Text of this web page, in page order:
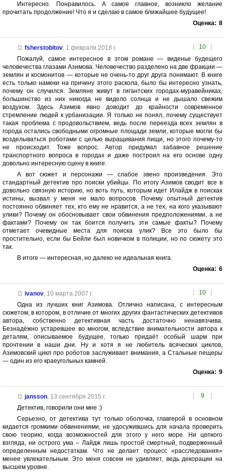
Интересно. Понравилось. А самое главное, возникло желание
прочитать продолжение! Что я и сделаю в самое ближайшее будущее!
Оценка: 8
[ 10 ]
fsherstobitov, 1 февраля 2018 г.
Пожалуй, самое интересное в этом романе — виденье будещего
человечества глазами Азимова. Человечество разделено на две фракции —
землян и космонитов — которые не очень-то друг друга понимают. В книге
есть только намеки на причину этого раскола, было бы интересно узнать,
почему он случился. Земляне живут в гигантских городах-муравейниках,
большинство из них никогда не видело солнца и не дышало свежим
воздухом. Здесь Азимов явно доводит до крайности современное
стремление людей к урбанизации. Я только не понял, почему существует
такая проблема с продовольствием, ведь после переезда всех землян в
города остались свободными огромные площади земли, которые могли бы
возделываться роботами с целью выращивания пищи, но этого почему-то
не происходит. Тоже вопрос. Автор придумал забавное решение
транспортного вопроса в городах и даже построил на его основе одну
довольно интересную сцену в книге.
А вот сюжет и персонажи — слабое звено произведения. Это
стандартный детектив про поиски убийцы. По итогу Азимов сводит все в
довольно связную историю, но воть путь, которым идет Илайдж в поисках
истины, вызвал у меня не мало вопросов. Почему опытный детектив
постоянно обвиняет тех, кто ему не нравится, а не тех, на кого указывают
улики? Почему он обосновывает свои обвинения предположениями, а не
фактами? Почему он так боится получить эти самые факты? Почему
отметает очевидные места для поиска улик? Все это было бы
простительно, если бы Бейли был новичком в полиции, но по сюжету это
так.
В итоге — интересная, но далеко не идеальная книга.
Оценка: 6
[ 10 ]
ivanov, 10 марта 2007 г.
Одна из лучших книг Азимова. Отлично написана, с интересным
сюжетом, в котором, в отличие от многих других фантастических детективов
автора, собственно детективная часть достаточно ненавязчива.
Безнадёжно устаревшее во многом, вследствие внимательности автора к
деталям, описываемое будущее, только придаёт особый шарм при
прочтении в наши дни. Ну и хотя я не любитель всяческих циклов,
Азимовский цикл про роботов заслуживает внимания, а Стальные пещеры
— один из его краеугольных камней.
Оценка: 9
[ 9 ]
jansson, 13 сентября 2015 г.
Детектив, говорили они мне :)
Серьезно, от детектива тут только оболочка, главгерой в основном
кидается громкими обвинениями, не удосужившись для начала проверить
свою теорию, когда возможностей для этого у него море. Ни цепкого
взгляда, ни острого ума – Лайдж лишь простой смертный, подверженный
определенным недостаткам. Что не делает процесс «расследования»
менее увлекательным. Это меня совсем не удивляет, ведь декорации на
высшем уровне.